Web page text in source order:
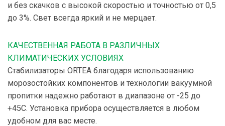
и без скачков с высокой скоростью и точностью от 0,5
до 3%. Свет всегда яркий и не мерцает.
КАЧЕСТВЕННАЯ РАБОТА В РАЗЛИЧНЫХ
КЛИМАТИЧЕСКИХ УСЛОВИЯХ
Стабилизаторы ORTEA благодаря использованию
морозостойких компонентов и технологии вакуумной
пропитки надежно работают в диапазоне от -25 до
+45С. Установка прибора осуществляется в любом
удобном для вас месте.